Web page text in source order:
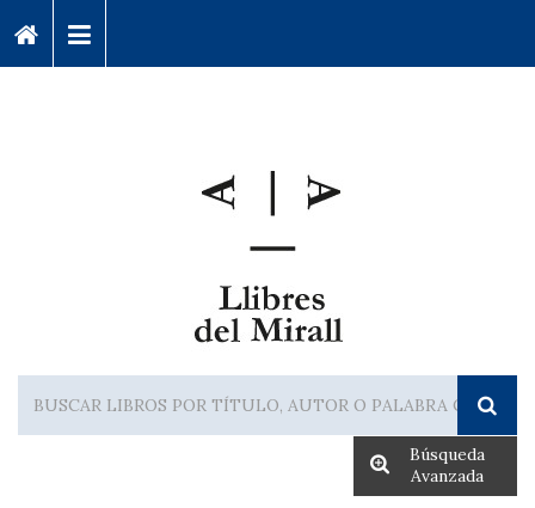
Búsqueda
Avanzada